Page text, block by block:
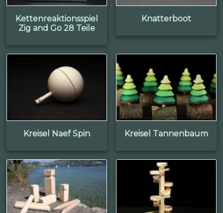
Kettenreaktionsspiel
Zig and Go 28 Teile
Knatterboot
Kreisel Naef Spin Kreisel Tannenbaum